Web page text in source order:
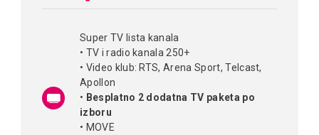
Super TV lista kanala
• TV i radio kanala 250+
• Video klub: RTS, Arena Sport, Telcast,
Apollon
• Besplatno 2 dodatna TV paketa po
izboru
• MOVE